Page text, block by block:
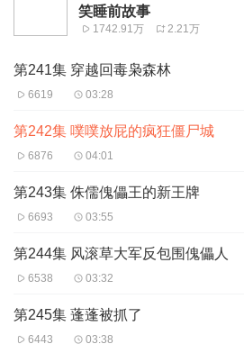
笑睡前故事
1742.91万 2.21万
第241集 穿越回毒枭森林
6619 03:28
第242集 噗噗放屁的疯狂僵尸城
6876 04:01
第243集 侏儒傀儡王的新王牌
6693 03:55
第244集 风滚草大军反包围傀儡人
6538 03:32
第245集 蓬蓬被抓了
6443 03:38